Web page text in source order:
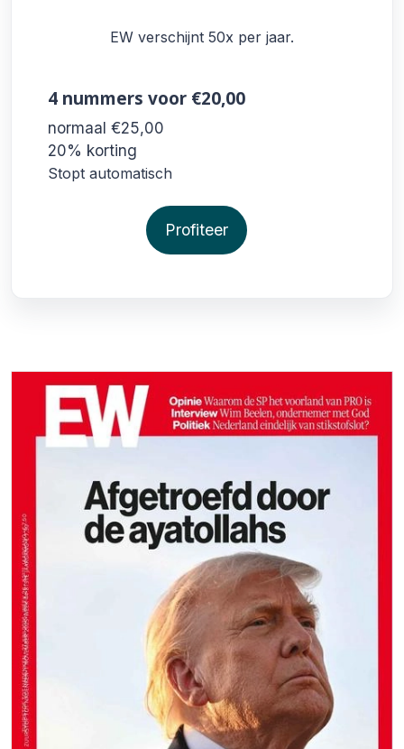
EW verschijnt 50x per jaar.
4 nummers voor €20,00
normaal €25,00
20% korting
Stopt automatisch
Profiteer